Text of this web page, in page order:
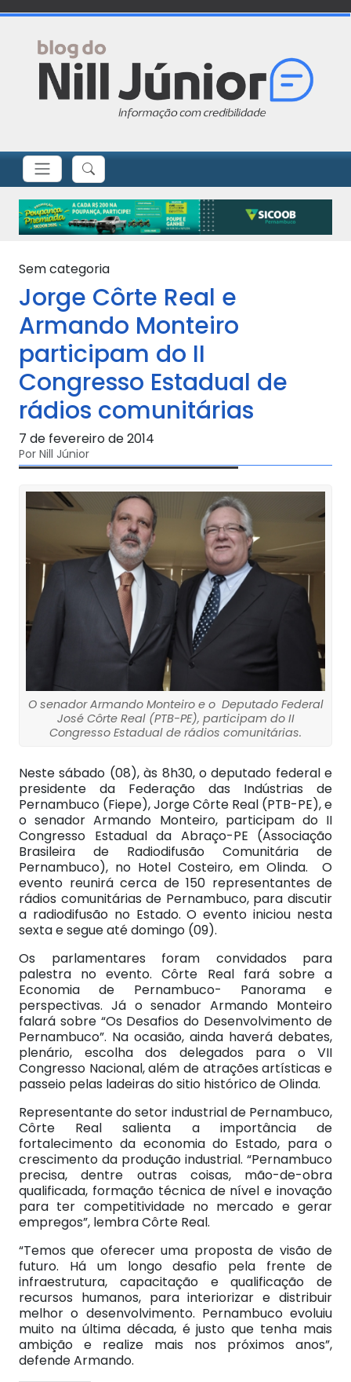
Sem categoria
Jorge Côrte Real e
Armando Monteiro
participam do II
Congresso Estadual de
rádios comunitárias
7 de fevereiro de 2014
Por Nill Júnior
O senador Armando Monteiro e o Deputado Federal
José Côrte Real (PTB-PE), participam do II
Congresso Estadual de rádios comunitárias.
Neste sábado (08), às 8h30, o deputado federal e
presidente da Federação das Indústrias de
Pernambuco (Fiepe), Jorge Côrte Real (PTB-PE), e
o senador Armando Monteiro, participam do II
Congresso Estadual da Abraço-PE (Associação
Brasileira de Radiodifusão Comunitária de
Pernambuco), no Hotel Costeiro, em Olinda. O
evento reunirá cerca de 150 representantes de
rádios comunitárias de Pernambuco, para discutir
a radiodifusão no Estado. O evento iniciou nesta
sexta e segue até domingo (09).
Os parlamentares foram convidados para
palestra no evento. Côrte Real fará sobre a
Economia de Pernambuco- Panorama e
perspectivas. Já o senador Armando Monteiro
falará sobre “Os Desafios do Desenvolvimento de
Pernambuco”. Na ocasião, ainda haverá debates,
plenário, escolha dos delegados para o VII
Congresso Nacional, além de atrações artísticas e
passeio pelas ladeiras do sitio histórico de Olinda.
Representante do setor industrial de Pernambuco,
Côrte Real salienta a importância de
fortalecimento da economia do Estado, para o
crescimento da produção industrial. “Pernambuco
precisa, dentre outras coisas, mão-de-obra
qualificada, formação técnica de nível e inovação
para ter competitividade no mercado e gerar
empregos”, lembra Côrte Real.
“Temos que oferecer uma proposta de visão de
futuro. Há um longo desafio pela frente de
infraestrutura, capacitação e qualificação de
recursos humanos, para interiorizar e distribuir
melhor o desenvolvimento. Pernambuco evoluiu
muito na última década, é justo que tenha mais
ambição e realize mais nos próximos anos”,
defende Armando.